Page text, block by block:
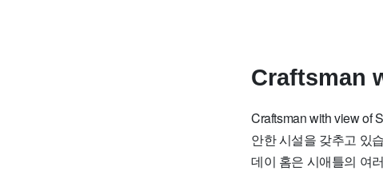
Craftsman
Craftsman with view of
안한 시설을 갖추고 있
데이 홈은 시애틀의 여